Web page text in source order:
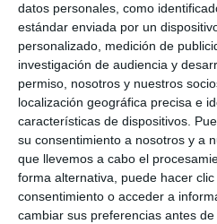
datos personales, como
estándar enviada por un
personalizado, medición de
investigación de audiencia y
permiso, nosotros y nuestros
localización geográfica precisa e
características de dispositivos.
su consentimiento a nosotros y a
que llevemos a cabo el
forma alternativa, puede hacer
consentimiento o acceder a
cambiar sus preferencias antes
El PP
elimine la
peaje de la
ACTUALIDAD
Ceballos
diciembre
escolar
ACTUALIDAD